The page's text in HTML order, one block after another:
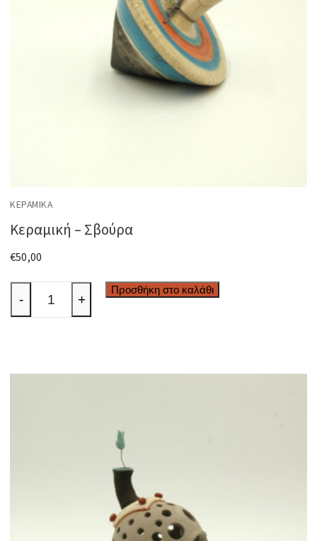
ΚΕΡΑΜΙΚΆ
Κεραμική – Σβούρα
€50,00
Κεραμική
-
- +
Προσθήκη στο καλάθι